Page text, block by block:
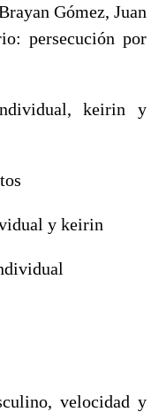
Gómez, Juan
persecución por
keirin y
y keirin
velocidad y